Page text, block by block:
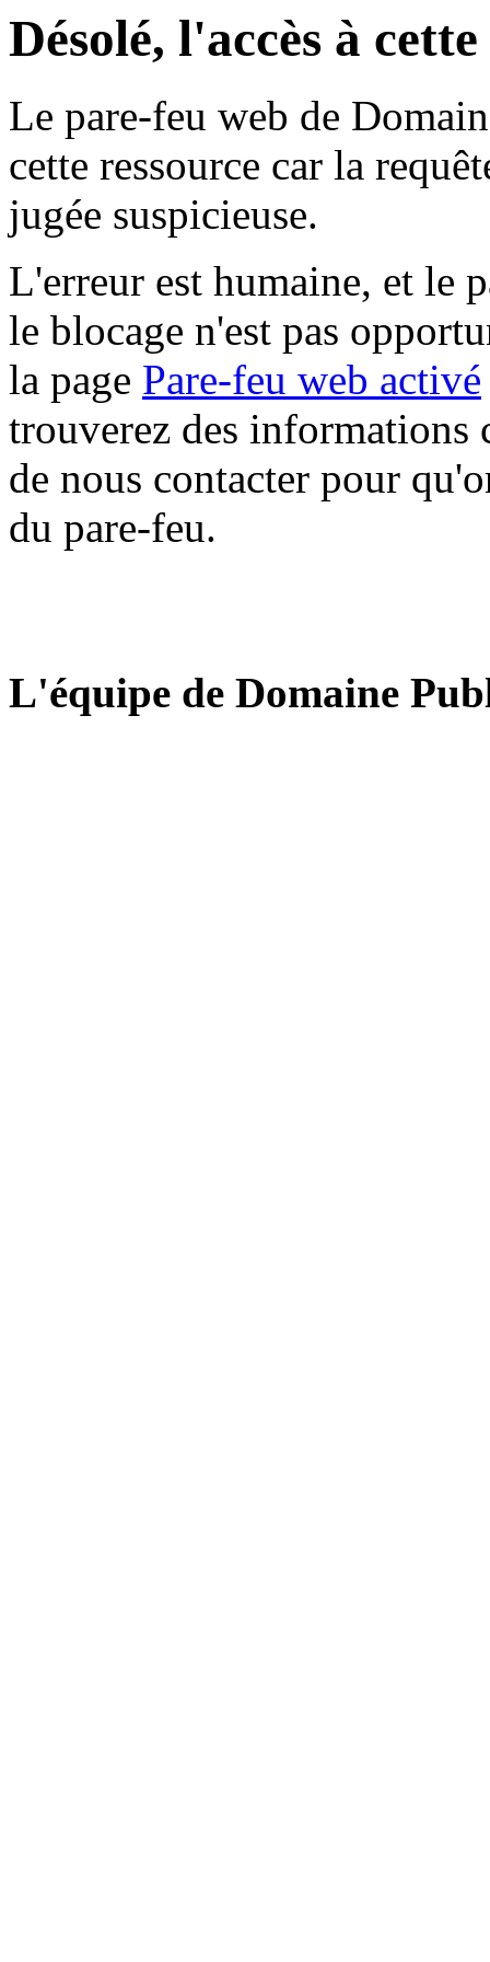
Désolé, l'accès à
Le pare-feu web de
cette ressource car la
jugée suspicieuse.
L'erreur est humaine, et le
le blocage n'est pas
la page Pare-feu web activé
trouverez des informations
de nous contacter pour
du pare-feu.
L'équipe de Domaine